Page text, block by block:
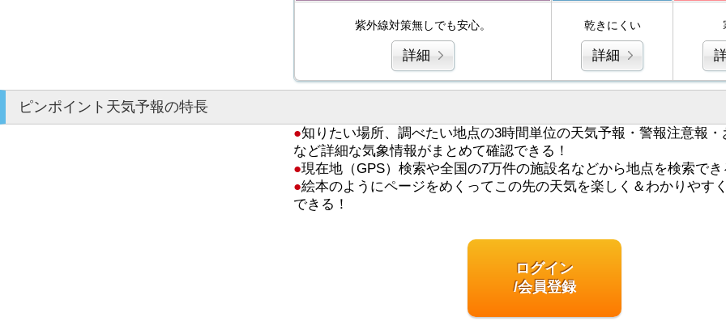
紫外線対策無しでも安心。
詳細
乾きにくい
詳細
ピンポイント天気予報の特長
●知りたい場所、調べたい地点の3時間単位の天気予報・警報注意報・
など詳細な気象情報がまとめて確認できる！
●現在地（GPS）検索や全国の7万件の施設名などから地点を検索でき
●絵本のようにページをめくってこの先の天気を楽しく＆わかりやす
できる！
ログイン
/会員登録